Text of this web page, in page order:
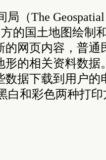
局（The
方的国土地图绘制
的网页内容，普通
形的相关资料数据
数据下载到用户的
白和彩色两种打